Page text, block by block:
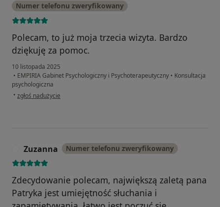
Numer telefonu zweryfikowany
Polecam, to już moja trzecia wizyta. Bardzo
dziękuję za pomoc.
10 listopada 2025
• EMPIRIA Gabinet Psychologiczny i Psychoterapeutyczny • Konsultacja
psychologiczna
• w opinii użytkownika Konto zostało usunięte
zgłoś nadużycie
Zuzanna Numer telefonu zweryfikowany
Zdecydowanie polecam, największą zaletą pana
Patryka jest umiejętność słuchania i